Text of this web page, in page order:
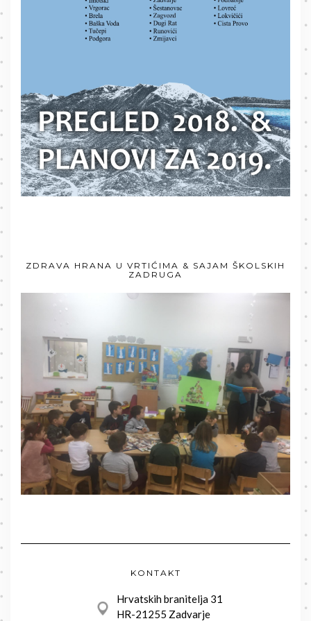
ZDRAVA HRANA U VRTIĆIMA & SAJAM ŠKOLSKIH
ZADRUGA
KONTAKT
Hrvatskih branitelja 31
HR-21255 Zadvarje